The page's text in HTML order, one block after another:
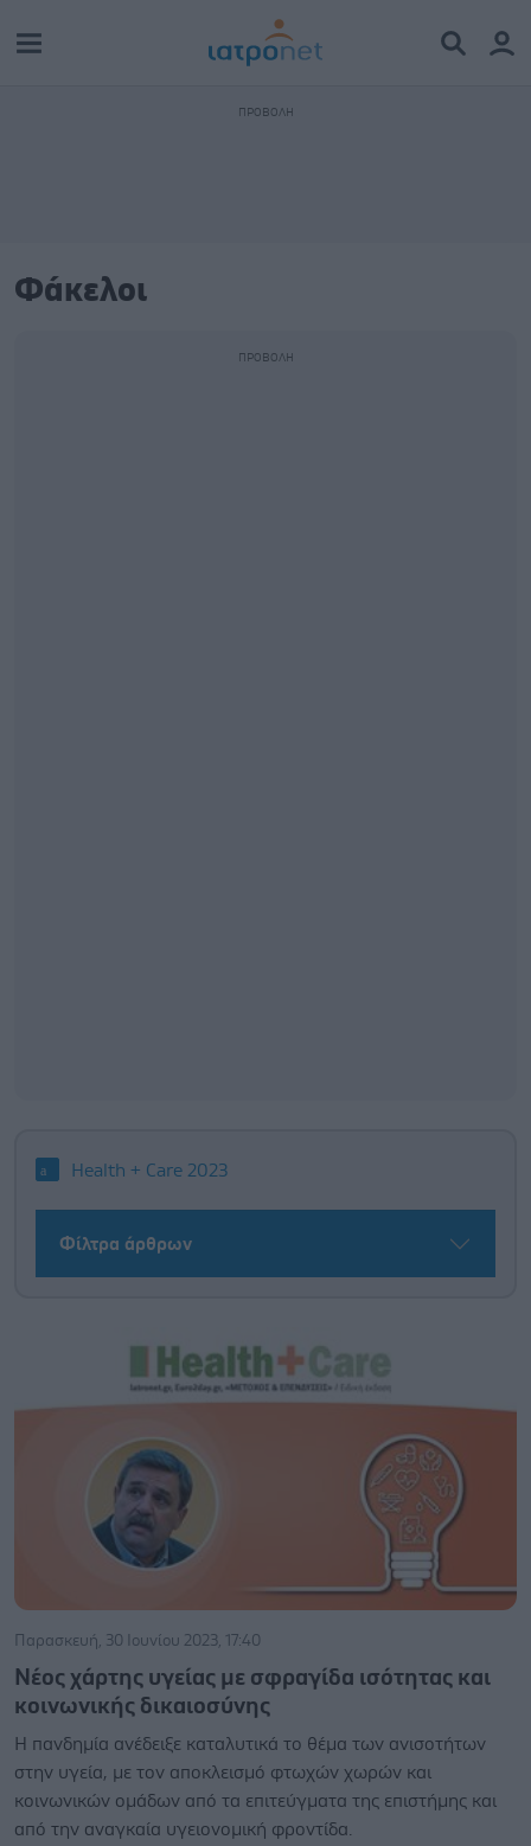
Φάκελοι
Health + Care 2023
Φίλτρα άρθρων
Παρασκευή, 30 Ιουνίου 2023, 17:40
Νέος χάρτης υγείας με σφραγίδα ισότητας και
κοινωνικής δικαιοσύνης
H πανδημία ανέδειξε καταλυτικά το θέμα των ανισοτήτων
στην υγεία, με τον αποκλεισμό φτωχών χωρών και
κοινωνικών ομάδων από τα επιτεύγματα της επιστήμης και
από την αναγκαία υγειονομική φροντίδα.